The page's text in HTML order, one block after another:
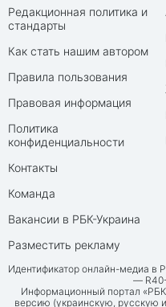
Редакционная политика и
стандарты
Как стать нашим автором
Правила пользования
Правовая информация
Политика
конфиденциальности
Контакты
Команда
Вакансии в РБК-Украина
Разместить рекламу
Идентификатор онлайн-медиа в
—
Информационный портал
версию (украинскую, русскую